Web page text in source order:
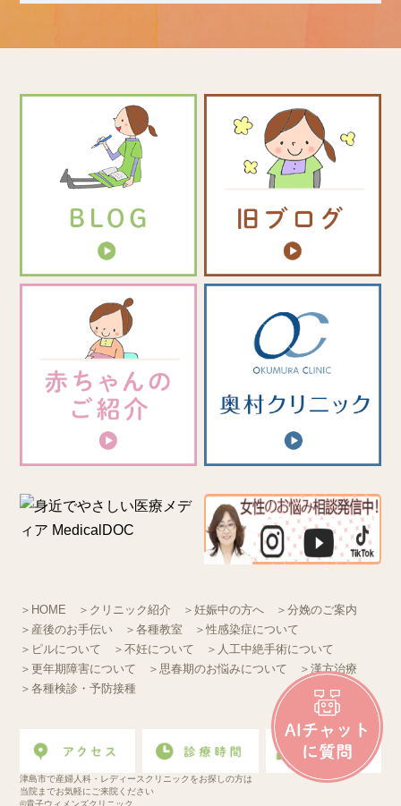
＞HOME ＞クリニック紹介 ＞妊娠中の方へ
＞分娩のご案内
＞産後のお手伝い
＞各種教室
＞性感染症について
＞ピルについて
＞不妊について
＞人工中絶手術について
＞更年期障害について
＞思春期のお悩みについて
＞漢方治療
＞各種検診・予防接種
津島市で産婦人科・レディースクリニックをお探しの方は
当院までお気軽にご来院ください
©貴子ウィメンズクリニック